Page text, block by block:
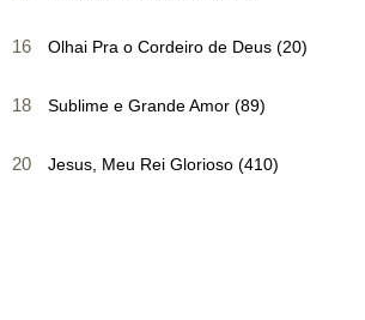
16 Olhai Pra o Cordeiro de Deus (20)
18 Sublime e Grande Amor (89)
20 Jesus, Meu Rei Glorioso (410)